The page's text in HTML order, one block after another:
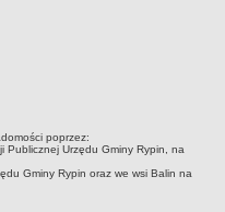
poprzez:
Publicznej Urzędu Gminy Rypin, na
Gminy Rypin oraz we wsi Balin na